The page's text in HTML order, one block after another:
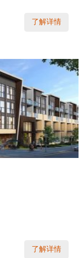
了解详情
了解详情